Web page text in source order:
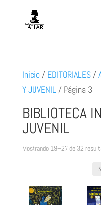
Inicio / EDITORIALES/
Y JUVENIL/ Página 3
BIBLIOTECA
JUVENIL
Mostrando 19–27 de 32